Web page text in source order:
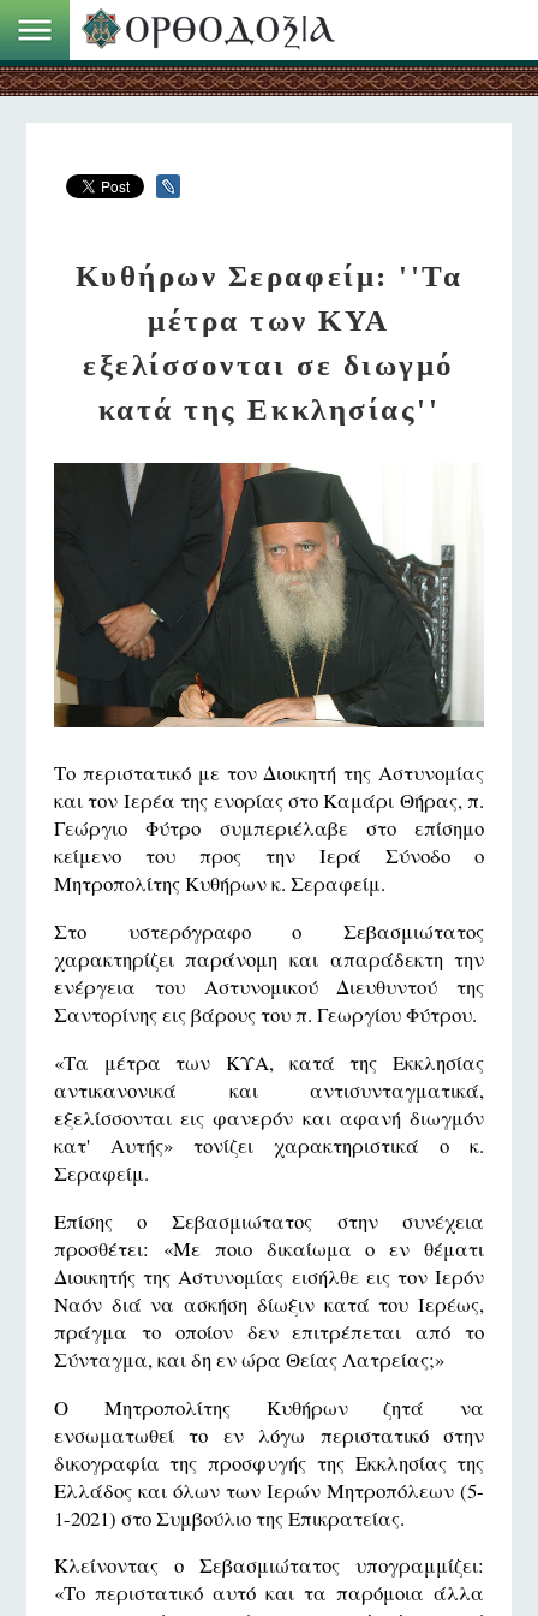
Κυθήρων Σεραφείμ: ''Τα
μέτρα των ΚΥΑ
εξελίσσονται σε διωγμό
κατά της Εκκλησίας''
Το περιστατικό με τον Διοικητή της Αστυνομίας
και τον Ιερέα της ενορίας στο Καμάρι Θήρας, π.
Γεώργιο Φύτρο συμπεριέλαβε στο επίσημο
κείμενο του προς την Ιερά Σύνοδο ο
Μητροπολίτης Κυθήρων κ. Σεραφείμ.
Στο υστερόγραφο ο Σεβασμιώτατος
χαρακτηρίζει παράνομη και απαράδεκτη την
ενέργεια του Αστυνομικού Διευθυντού της
Σαντορίνης εις βάρους του π. Γεωργίου Φύτρου.
«Τα μέτρα των ΚΥΑ, κατά της Εκκλησίας
αντικανονικά και αντισυνταγματικά,
εξελίσσονται εις φανερόν και αφανή διωγμόν
κατ' Αυτής» τονίζει χαρακτηριστικά ο κ.
Σεραφείμ.
Επίσης ο Σεβασμιώτατος στην συνέχεια
προσθέτει: «Με ποιο δικαίωμα ο εν θέματι
Διοικητής της Αστυνομίας εισήλθε εις τον Ιερόν
Ναόν διά να ασκήση δίωξιν κατά του Ιερέως,
πράγμα το οποίον δεν επιτρέπεται από το
Σύνταγμα, και δη εν ώρα Θείας Λατρείας;»
Ο Μητροπολίτης Κυθήρων ζητά να
ενσωματωθεί το εν λόγω περιστατικό στην
δικογραφία της προσφυγής της Εκκλησίας της
Ελλάδος και όλων των Ιερών Μητροπόλεων (5-
1-2021) στο Συμβούλιο της Επικρατείας.
Κλείνοντας ο Σεβασμιώτατος υπογραμμίζει:
«Το περιστατικό αυτό και τα παρόμοια άλλα